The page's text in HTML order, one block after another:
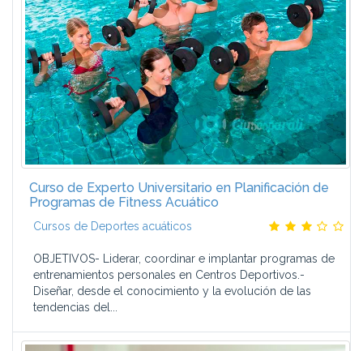
Curso de Experto Universitario en Planificación de
Programas de Fitness Acuático
Cursos de Deportes acuáticos
OBJETIVOS- Liderar, coordinar e implantar programas de
entrenamientos personales en Centros Deportivos.-
Diseñar, desde el conocimiento y la evolución de las
tendencias del...